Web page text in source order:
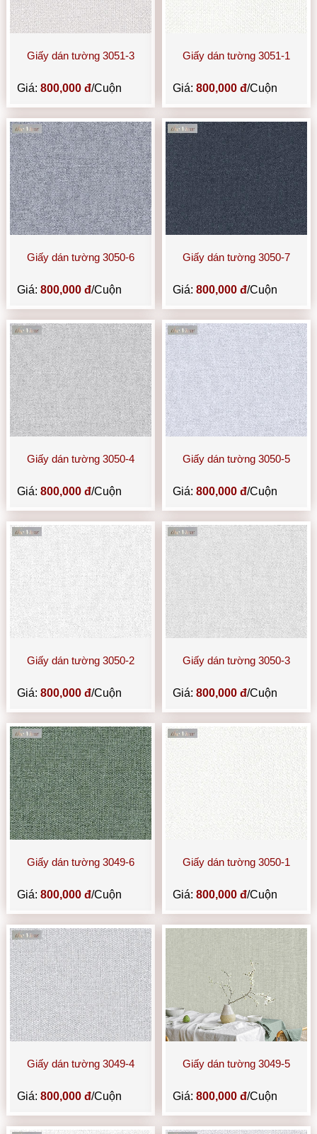
Giấy dán tường 3051-3
Giá:800,000 đ/Cuộn
Giấy dán tường 3051-1
Giá: 800,000 đ/Cuộn
Giấy dán tường 3050-6
Giá:800,000 đ/Cuộn
Giấy dán tường 3050-7
Giá: 800,000 đ/Cuộn
Giấy dán tường 3050-4
Giá:800,000 đ/Cuộn
Giấy dán tường 3050-5
Giá: 800,000 đ/Cuộn
Giấy dán tường 3050-2
Giá:800,000 đ/Cuộn
Giấy dán tường 3050-3
Giá: 800,000 đ/Cuộn
Giấy dán tường 3049-6
Giá:800,000 đ/Cuộn
Giấy dán tường 3050-1
Giá: 800,000 đ/Cuộn
Giấy dán tường 3049-4
Giá:800,000 đ/Cuộn
Giấy dán tường 3049-5
Giá: 800,000 đ/Cuộn